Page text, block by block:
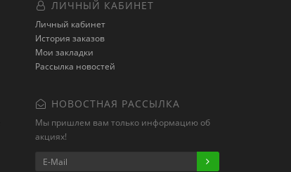
ЛИЧНЫЙ КАБИНЕТ
Личный кабинет
История заказов
Мои закладки
Рассылка новостей
НОВОСТНАЯ РАССЫЛКА
Мы пришлем вам только информацию об
акциях!